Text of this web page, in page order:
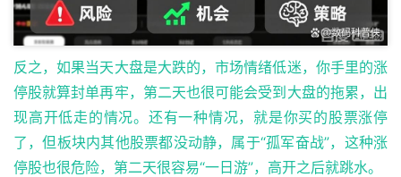
反之，如果当天大盘是大跌的，市场情绪低迷，你手里的涨
停股就算封单再牢，第二天也很可能会受到大盘的拖累，出
现高开低走的情况。还有一种情况，就是你买的股票涨停
了，但板块内其他股票都没动静，属于“孤军奋战”，这种涨
停股也很危险，第二天很容易“一日游”，高开之后就跳水。